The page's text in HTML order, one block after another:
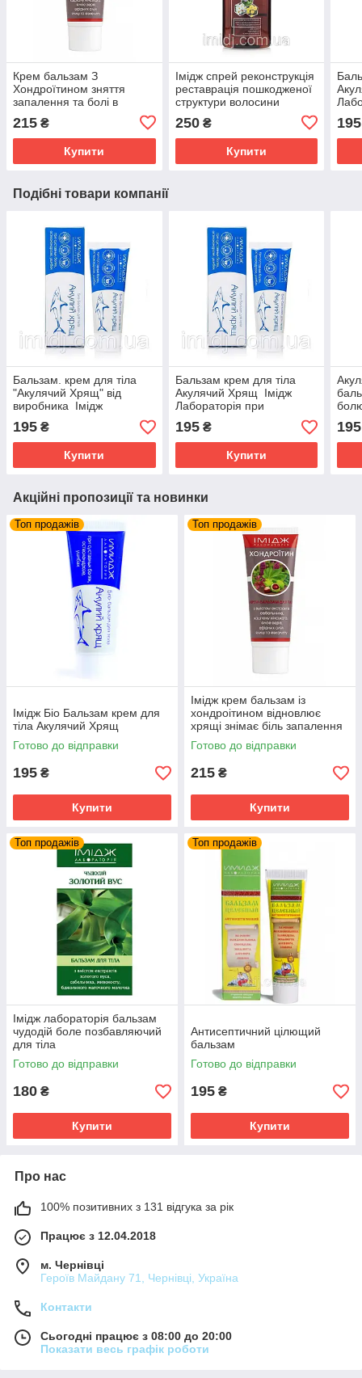
Крем бальзам З
Хондроїтином зняття
запалення та болі в
суглобах, м'язах і хребті
Імідж Лабораторія
215 ₴
Купити
Імідж спрей реконструкція
реставрація пошкодженої
структури волосини
250₴
Купити
195
Подібні товари компанії
Бальзам. крем для тіла
"Акулячий Хрящ" від
виробника Імідж
Лабораторія. При
суглобових болях,
остеохондрозі
195 ₴
Купити
Бальзам крем для тіла
Акулячий Хрящ Імідж
Лабораторія при
суглобових болях
остеохондрозі та забоях
195₴
Купити
195
Акційні пропозиції та новинки
Топ продажів
Імідж Біо Бальзам крем для
тіла Акулячий Хрящ
Готово до відправки
195 ₴
Купити
Топ продажів
Імідж крем бальзам із
хондроітином відновлює
хрящі знімає біль запалення
суглобів та м'язів
Готово до відправки
215 ₴
Купити
Топ продажів
Імідж лабораторія бальзам
чудодій боле позбавляючий
для тіла
Готово до відправки
180 ₴
Купити
Топ продажів
Антисептичний цілющий
бальзам
Готово до відправки
195 ₴
Купити
Про нас
100% позитивних з 131 відгука за рік
Працює з 12.04.2018
м. Чернівці
Героїв Майдану 71, Чернівці, Україна
Контакти
Сьогодні працює з 08:00 до 20:00
Показати весь графік роботи